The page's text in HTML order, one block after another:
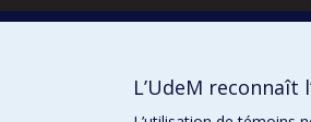
Orthophonie
L’UdeM